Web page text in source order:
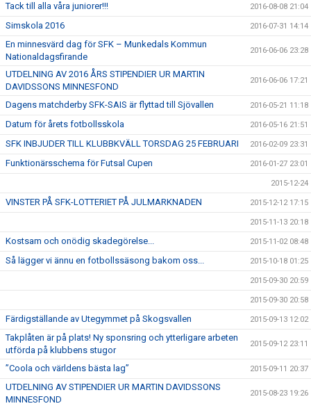
Tack till alla våra juniorer!!! 2016-08-08 21:04
Simskola 2016 2016-07-31 14:14
En minnesvärd dag för SFK – Munkedals Kommun
Nationaldagsfirande
2016-06-06 23:28
UTDELNING AV 2016 ÅRS STIPENDIER UR MARTIN
DAVIDSSONS MINNESFOND
2016-06-06 17:21
Dagens matchderby SFK-SAIS är flyttad till Sjövallen 2016-05-21 11:18
Datum för årets fotbollsskola 2016-05-16 21:51
SFK INBJUDER TILL KLUBBKVÄLL TORSDAG 25 FEBRUARI 2016-02-09 23:31
Funktionärsschema för Futsal Cupen 2016-01-27 23:01
2015-12-24
VINSTER PÅ SFK-LOTTERIET PÅ JULMARKNADEN 2015-12-12 17:15
2015-11-13 20:18
Kostsam och onödig skadegörelse... 2015-11-02 08:48
Så lägger vi ännu en fotbollssäsong bakom oss... 2015-10-18 01:25
2015-09-30 20:59
2015-09-30 20:58
Färdigställande av Utegymmet på Skogsvallen 2015-09-13 12:02
Takplåten är på plats! Ny sponsring och ytterligare arbeten
utförda på klubbens stugor
2015-09-12 23:11
”Coola och världens bästa lag” 2015-09-11 20:37
UTDELNING AV STIPENDIER UR MARTIN DAVIDSSONS
MINNESFOND
2015-08-23 19:26